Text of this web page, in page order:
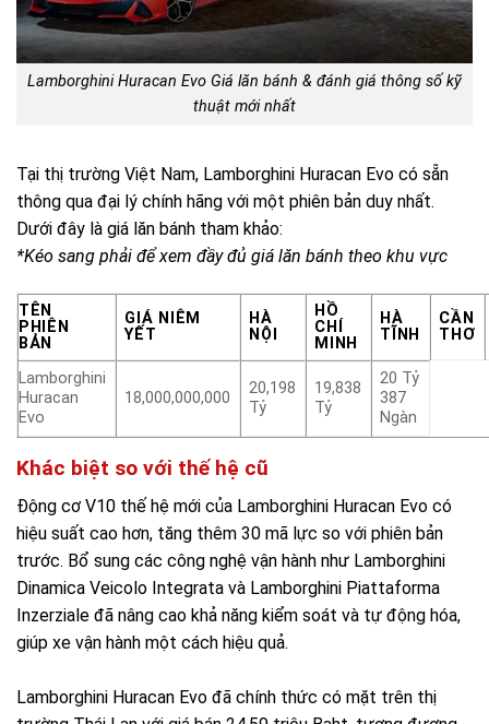
Lamborghini Huracan Evo Giá lăn bánh & đánh giá thông số kỹ
thuật mới nhất
Tại thị trường Việt Nam, Lamborghini Huracan Evo có sẵn
thông qua đại lý chính hãng với một phiên bản duy nhất.
Dưới đây là giá lăn bánh tham khảo:
*Kéo sang phải để xem đầy đủ giá lăn bánh theo khu vực
TÊN
PHIÊN
BẢN
GIÁ NIÊM
YẾT
HÀ
NỘI
HỒ
CHÍ
MINH
HÀ
TĨNH
CẦN
THƠ
Lamborghini
Huracan
Evo
18,000,000,000
20,198
Tỷ
19,838
Tỷ
20 Tỷ
387
Ngàn
Khác biệt so với thế hệ cũ
Động cơ V10 thế hệ mới của Lamborghini Huracan Evo có
hiệu suất cao hơn, tăng thêm 30 mã lực so với phiên bản
trước. Bổ sung các công nghệ vận hành như Lamborghini
Dinamica Veicolo Integrata và Lamborghini Piattaforma
Inzerziale đã nâng cao khả năng kiểm soát và tự động hóa,
giúp xe vận hành một cách hiệu quả.
Lamborghini Huracan Evo đã chính thức có mặt trên thị